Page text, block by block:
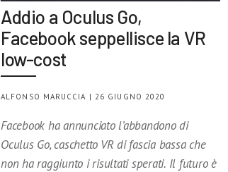
Addio a Oculus Go,
Facebook seppellisce la VR
low-cost
ALFONSO MARUCCIA | 26 GIUGNO 2020
Facebook ha annunciato l’abbandono di
Oculus Go, caschetto VR di fascia bassa che
non ha raggiunto i risultati sperati. Il futuro è